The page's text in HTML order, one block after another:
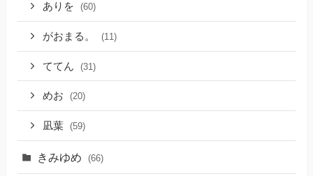
ありを (60)
がおまる。 (11)
ててん (31)
めお (20)
凪葉 (59)
きみゆめ (66)